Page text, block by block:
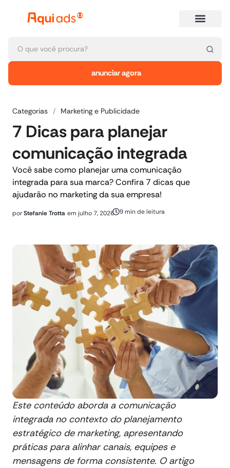
anunciar agora
Categorias / Marketing e Publicidade
7 Dicas para planejar
comunicação integrada
Você sabe como planejar uma comunicação
integrada para sua marca? Confira 7 dicas que
ajudarão no marketing da sua empresa!
porStefanie Trotta em julho 7, 2026 9 min de leitura
Este conteúdo aborda a comunicação
integrada no contexto do planejamento
estratégico de marketing, apresentando
práticas para alinhar canais, equipes e
mensagens de forma consistente. O artigo